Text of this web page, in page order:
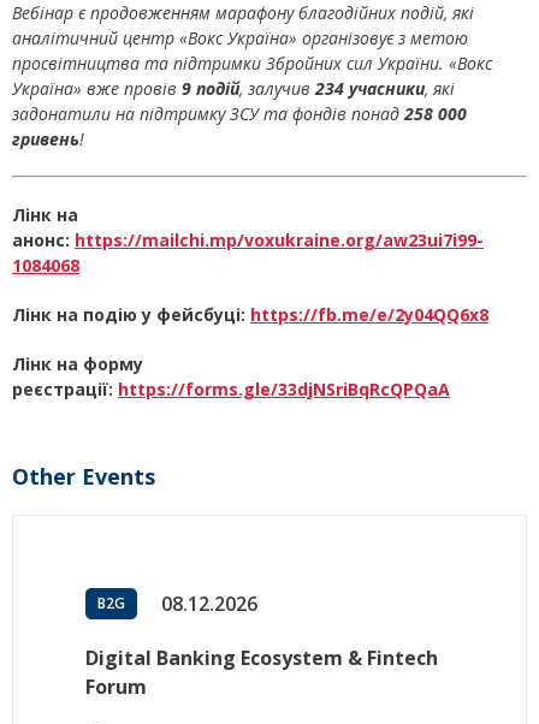
Вебінар є продовженням марафону благодійних подій, які
аналітичний центр «Вокс Україна» організовує з метою
просвітництва та підтримки Збройних сил України. «Вокс
Україна» вже провів 9 подій, залучив234 учасники, які
задонатили на підтримку ЗСУ та фондів понад258 000
гривень!
Лінк на
анонс: https://mailchi.mp/voxukraine.org/aw23ui7i99-
1084068
Лінк на подію у фейсбуці: https://fb.me/e/2y04QQ6x8
Лінк на форму
реєстрації: https://forms.gle/33djNSriBqRcQPQaA
Other Events
B2G 08.12.2026
Digital Banking Ecosystem & Fintech
Forum